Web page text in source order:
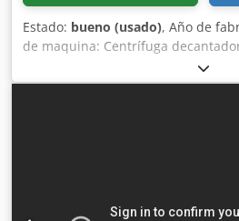
Estado: bueno (usado), Año de
de maquina: Centrífuga
Flottweg Tipo: Z4D-3 / 454 Año de
Dsdpozp D U Ujfx Abpock
permitidos: 1,5 kg/dm3 Velocidad